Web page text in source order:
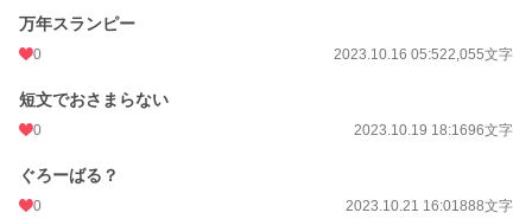
万年スランピー
0 2023.10.16 05:522,055文字
短文でおさまらない
0 2023.10.19 18:1696文字
ぐろーばる？
0 2023.10.21 16:01888文字